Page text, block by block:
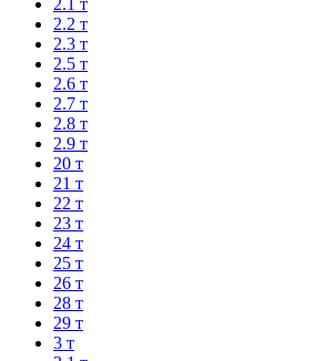
2.1 т
2.2 т
2.3 т
2.5 т
2.6 т
2.7 т
2.8 т
2.9 т
20 т
21 т
22 т
23 т
24 т
25 т
26 т
28 т
29 т
3 т